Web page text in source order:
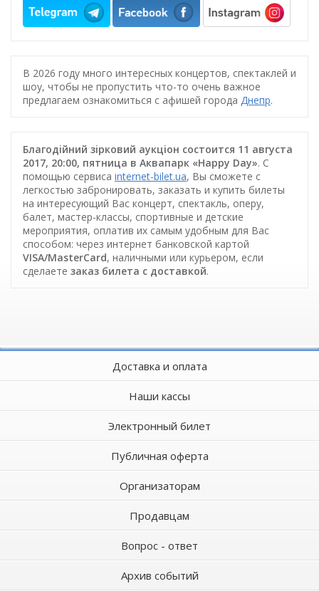
В 2026 году много интересных концертов, спектаклей и
шоу, чтобы не пропустить что-то очень важное
предлагаем ознакомиться с афишей города Днепр.
Благодiйний зiрковий аукцiон состоится 11 августа
2017, 20:00, пятница в Аквапарк «Happy Day». С
помощью сервиса internet-bilet.ua, Вы сможете с
легкостью забронировать, заказать и купить билеты
на интересующий Вас концерт, спектакль, оперу,
балет, мастер-классы, спортивные и детские
мероприятия, оплатив их самым удобным для Вас
способом: через интернет банковской картой
VISA/MasterCard, наличными или курьером, если
сделаете заказ билета c доставкой.
Доставка и оплата
Наши кассы
Электронный билет
Публичная оферта
Организаторам
Продавцам
Вопрос - ответ
Архив событий